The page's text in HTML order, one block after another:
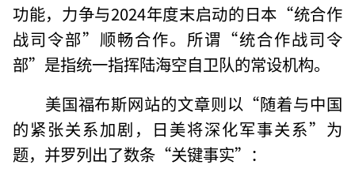
功能，力争与2024年度末启动的日本“统合作
战司令部”顺畅合作。所谓“统合作战司令
部”是指统一指挥陆海空自卫队的常设机构。
美国福布斯网站的文章则以“随着与中国
的紧张关系加剧，日美将深化军事关系”为
题，并罗列出了数条“关键事实”：